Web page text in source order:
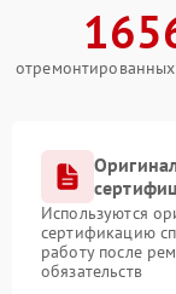
отремонтированных
Используются
сертификацию
работу после
обязательств